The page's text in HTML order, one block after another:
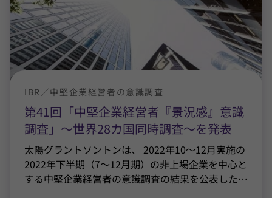
第41回「中堅企業経営者『景況感』意識
調査」～世界28カ国同時調査～を発表
IBR／中堅企業経営者の意識調査
太陽グラントソントンは、 2022年10～12月実施の
2022年下半期（7～12月期）の非上場企業を中心と
する中堅企業経営者の意識調査の結果を公表した…